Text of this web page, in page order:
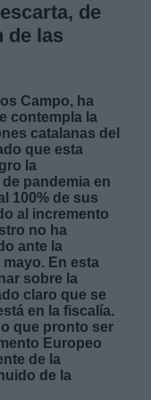
de
de las
Campo, ha
contempla la
catalanas del
que esta
la
pandemia en
100% de sus
al incremento
no ha
ante la
En esta
sobre la
claro que se
en la fiscalía.
que pronto ser
Europeo
de la
de la